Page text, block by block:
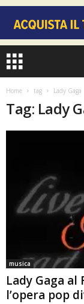
Home tag Lady Gaga
Tag: Lady
musica
Lady Gaga
l’opera pop